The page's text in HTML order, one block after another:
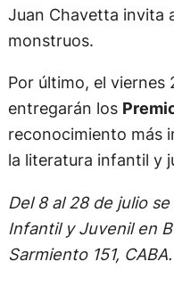
Juan Chavetta invita
monstruos.
Por último, el viernes
entregarán los
reconocimiento más
la literatura infantil y
Del 8 al 28 de julio
Infantil y Juvenil en
Sarmiento 151,